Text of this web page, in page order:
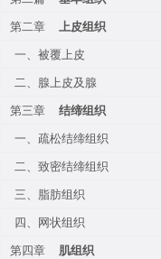
第二章
上皮组织
一、被覆上皮
二、腺上皮及腺
第三章
结缔组织
一、疏松结缔组织
二、致密结缔组织
三、脂肪组织
四、网状组织
第四章
肌组织